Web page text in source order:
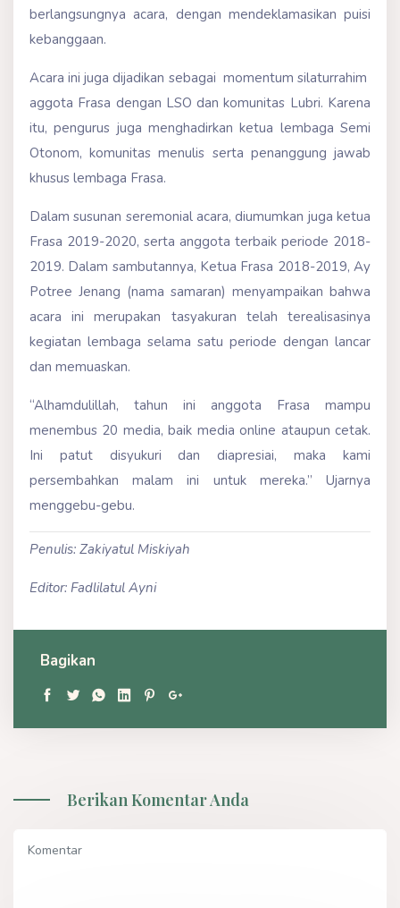
berlangsungnya acara, dengan mendeklamasikan puisi
kebanggaan.
Acara ini juga dijadikan sebagai momentum silaturrahim
aggota Frasa dengan LSO dan komunitas Lubri. Karena
itu, pengurus juga menghadirkan ketua lembaga Semi
Otonom, komunitas menulis serta penanggung jawab
khusus lembaga Frasa.
Dalam susunan seremonial acara, diumumkan juga ketua
Frasa 2019-2020, serta anggota terbaik periode 2018-
2019. Dalam sambutannya, Ketua Frasa 2018-2019, Ay
Potree Jenang (nama samaran) menyampaikan bahwa
acara ini merupakan tasyakuran telah terealisasinya
kegiatan lembaga selama satu periode dengan lancar
dan memuaskan.
“Alhamdulillah, tahun ini anggota Frasa mampu
menembus 20 media, baik media online ataupun cetak.
Ini patut disyukuri dan diapresiai, maka kami
persembahkan malam ini untuk mereka.” Ujarnya
menggebu-gebu.
Penulis: Zakiyatul Miskiyah
Editor: Fadlilatul Ayni
Bagikan
Berikan Komentar Anda